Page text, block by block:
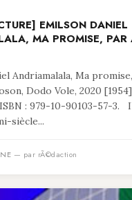
EMILSON DANIEL
MA PROMISE, PAR
Andriamalala, Ma
Dodo Vole, 2020
: 979-10-90103-57-3.
siècle...
— par rÃ©daction